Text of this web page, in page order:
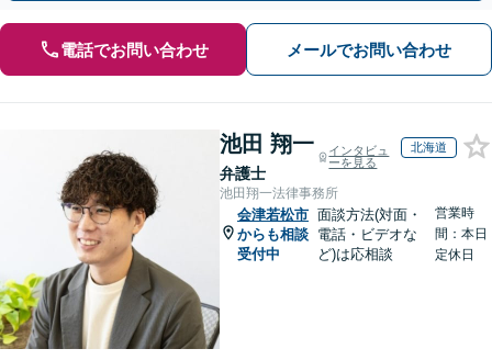
電話でお問い合わせ メールでお問い合わせ
池田 翔一
弁護士
インタビュ
ーを見る
北海道
池田翔一法律事務所
会津若松市
からも相談
受付中
面談方法(対面・
電話・ビデオな
ど)は応相談
営業時
間：本日
定休日